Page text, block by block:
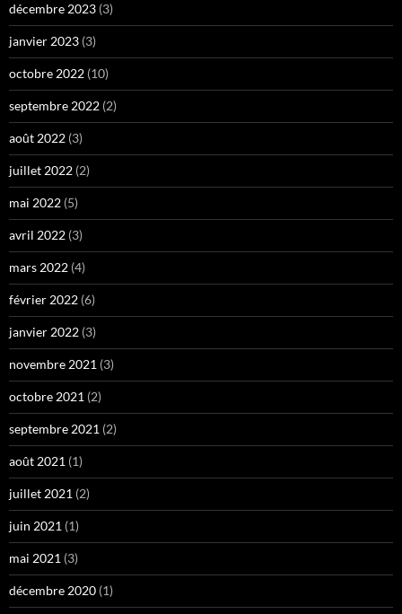
décembre 2023 (3)
janvier 2023 (3)
octobre 2022 (10)
septembre 2022 (2)
août 2022 (3)
juillet 2022 (2)
mai 2022 (5)
avril 2022 (3)
mars 2022 (4)
février 2022 (6)
janvier 2022 (3)
novembre 2021 (3)
octobre 2021 (2)
septembre 2021 (2)
août 2021 (1)
juillet 2021 (2)
juin 2021 (1)
mai 2021 (3)
décembre 2020 (1)